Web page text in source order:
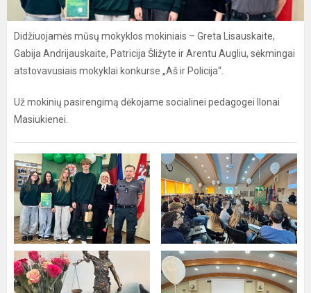
Didžiuojamės mūsų mokyklos mokiniais – Greta Lisauskaite,
Gabija Andrijauskaite, Patricija Šližyte ir Arentu Augliu, sėkmingai
atstovavusiais mokyklai konkurse „Aš ir Policija“.
Už mokinių pasirengimą dėkojame socialinei pedagogei Ilonai
Masiukienei.